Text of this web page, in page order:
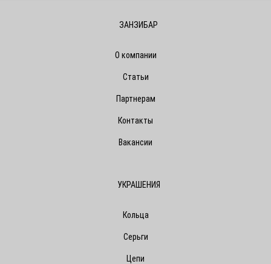
ЗАНЗИБАР
О компании
Статьи
Партнерам
Контакты
Вакансии
УКРАШЕНИЯ
Кольца
Серьги
Цепи